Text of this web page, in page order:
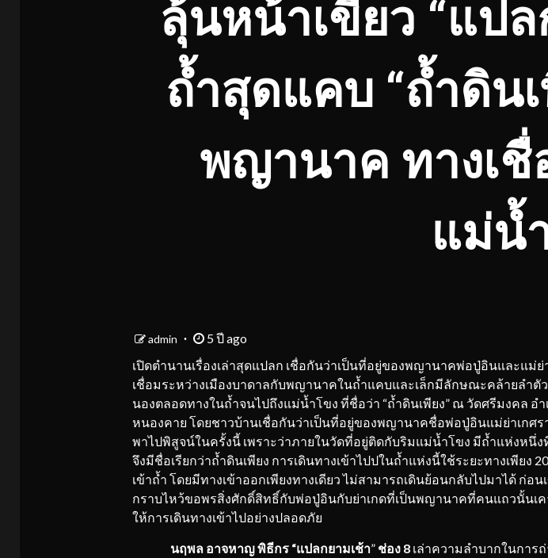
ลุ้นหน้าเขียว “แป
ถ้ำสุดแคบ “ถ้ำดิน
พญานาค ทางเชื่
แม่น้
admin
5 ปี ago
เปิดตำนานเรื่องเล่าสุดแปลก เชื่อกันว่าเป็นที่อยู่ของพญานาคพ่อปู่อินและแม่ย่
เชื่อมระหว่างเมืองบาดาลกับพญานาคในถ้ำแคบและเล็กมีลักษณะคล้ายลำตั
นองตลอดทางในถ้ำจนไปถึงแม่น้ำโขง ที่ชื่อว่า “ถ้ำดินเพียง” ณ วัดศรีมงคล อ
หนองคาย โดยชาวบ้านเชื่อกันว่าเป็นที่อยู่ของพญานาคชื่อพ่อปู่อินแม่ย่าเกศร
พาไปพิสูจน์ในครั้งนี้ เพราะว่าภายในวัดที่อยู่ติดกับริมแม่น้ำโขง มีถ้ำแห่งหนึ่
จึงมีชื่อเรียกว่าถ้ำดินเพียง การเดินทางเข้าไปปในถ้ำแห่งนี้ใช้ระยะทางเพียง
เข้าถ้ำ โดยมีทางเข้าออกเพียงทางเดียว ไม่สามารถเดินย้อนกลับไปมาได้ ก่อ
กราบไหว้ขอพรสิ่งศักดิ์สิทธิ์กับพ่อปู่อินกับย่าเกดที่เป็นพญานาคที่คนแถวนั้นเ
ให้การเดินทางเข้าไปอย่างปลอดภัย
นฤพล อาจหาญ พิธีกร “แปลกยามเช้า” ช่อง 8เล่าความลำบากในการ